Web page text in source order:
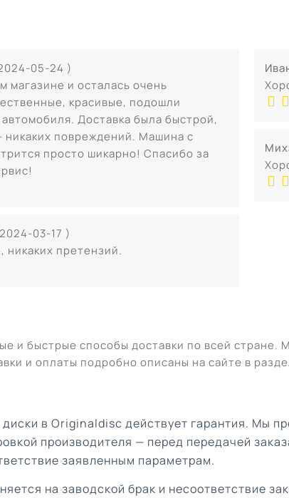
05-24 )
магазине и осталась очень
красивые, подошли
Доставка была быстрой,
никаких повреждений. Машина с
просто шикарно! Спасибо за
03-17 )
никаких претензий.
и быстрые способы доставки по всей
и оплаты подробно описаны на сайте в
в Originaldisc действует гарантия. Мы
производителя — перед передачей
заявленным параметрам.
на заводской брак и несоответствие